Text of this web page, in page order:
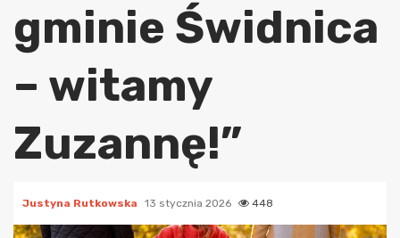
gminie Świdnica
– witamy
Zuzannę!”
Justyna Rutkowska 13 stycznia 2026 448